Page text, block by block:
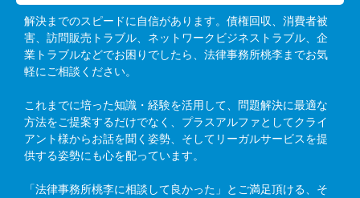
解決までのスピードに自信があります。債権回収、消費者被
害、訪問販売トラブル、ネットワークビジネストラブル、企
業トラブルなどでお困りでしたら、法律事務所桃李までお気
軽にご相談ください。
これまでに培った知識・経験を活用して、問題解決に最適な
方法をご提案するだけでなく、プラスアルファとしてクライ
アント様からお話を聞く姿勢、そしてリーガルサービスを提
供する姿勢にも心を配っています。
「法律事務所桃李に相談して良かった」とご満足頂ける、そ